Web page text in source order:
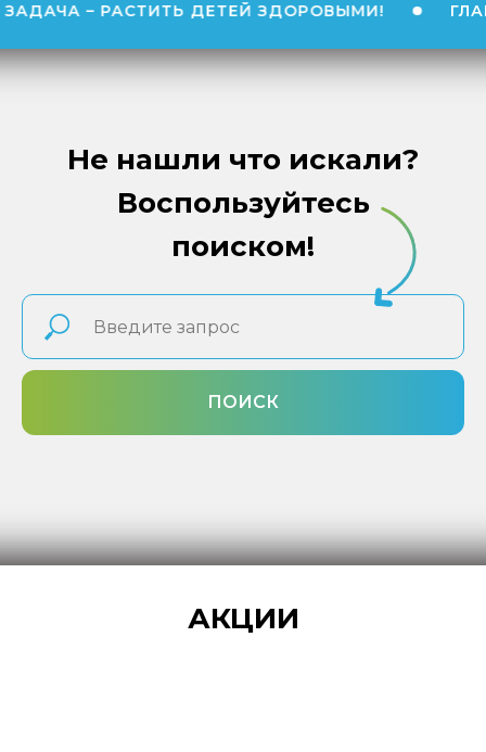
ДЕТЕЙ ЗДОРОВЫМИ! ГЛАВНАЯ
Не нашли что искали?
Воспользуйтесь
поиском!
ПОИСК
АКЦИИ